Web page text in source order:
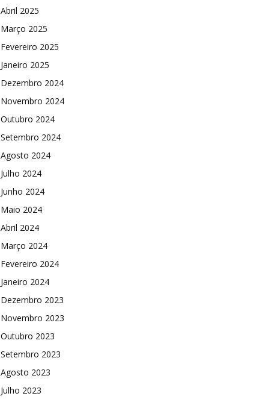
Abril 2025
Março 2025
Fevereiro 2025
Janeiro 2025
Dezembro 2024
Novembro 2024
Outubro 2024
Setembro 2024
Agosto 2024
Julho 2024
Junho 2024
Maio 2024
Abril 2024
Março 2024
Fevereiro 2024
Janeiro 2024
Dezembro 2023
Novembro 2023
Outubro 2023
Setembro 2023
Agosto 2023
Julho 2023